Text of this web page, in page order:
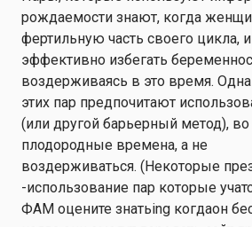
рождаемости знают, когда
фертильную часть своего цикла,
эффективно избегать
воздерживаясь в это время.
этих пар предпочитают
(или другой барьерный метод),
плодородные времена, а не
воздерживаться. (Некоторые
-использование пар которые
ФАМ оцените знатьing когдаон